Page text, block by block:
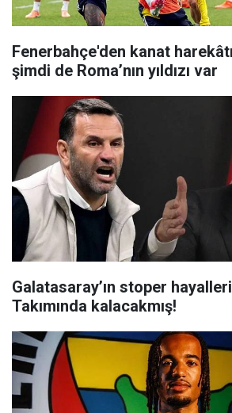
Fenerbahçe'den kanat
şimdi de Roma’nın yıldızı var
Galatasaray’ın stoper
Takımında kalacakmış!